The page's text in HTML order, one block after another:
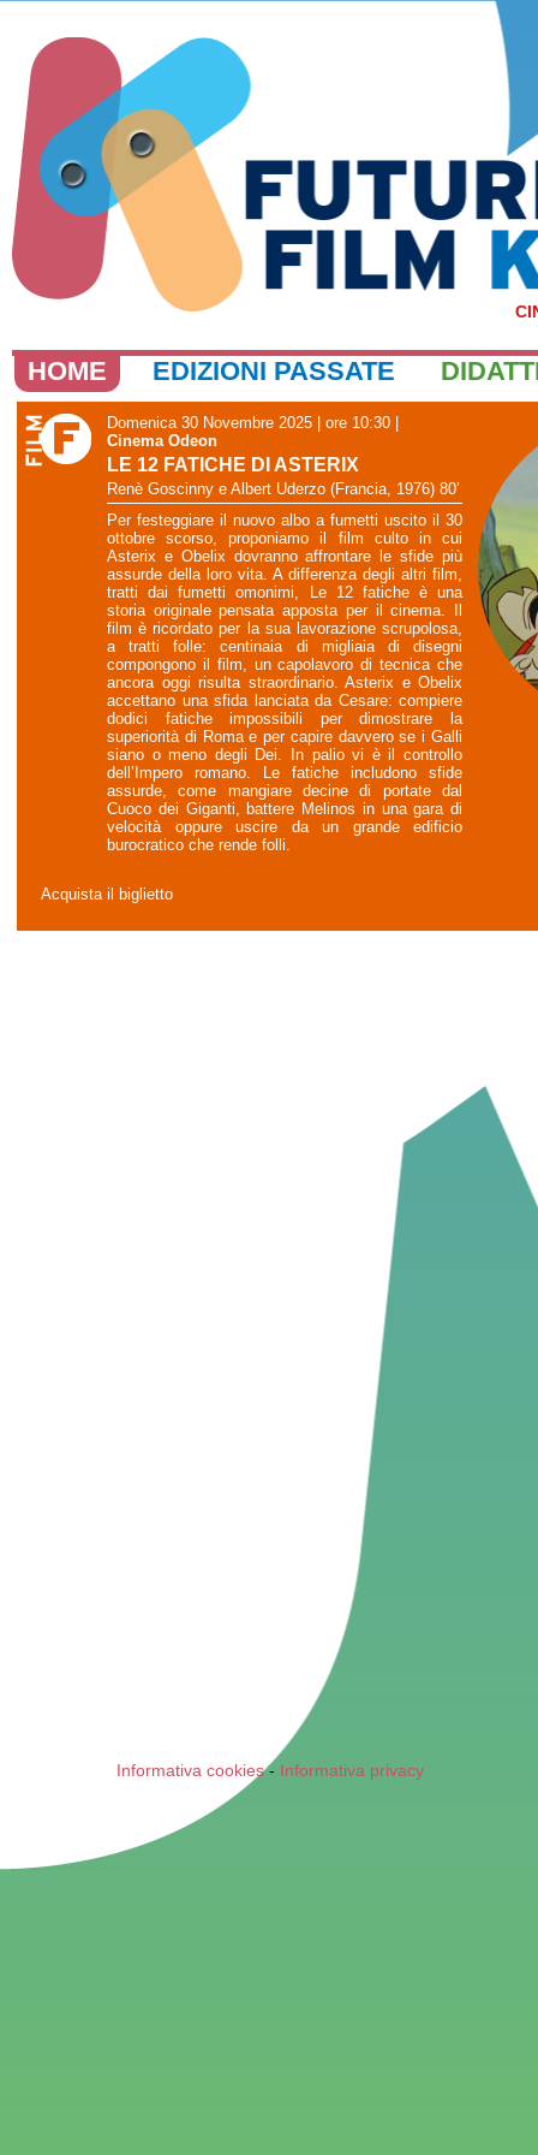
HOME EDIZIONI PASSATE
Domenica 30 Novembre 2025 | ore 10:30
Cinema Odeon
LE 12 FATICHE DI ASTERIX
Renè Goscinny e Albert Uderzo (Francia, 1976) 80’
Per festeggiare il nuovo albo a fumetti uscito il 30
ottobre scorso, proponiamo il film culto in cui
Asterix e Obelix dovranno affrontare le sfide più
assurde della loro vita. A differenza degli altri film,
tratti dai fumetti omonimi, Le 12 fatiche è una
storia originale pensata apposta per il cinema. Il
film è ricordato per la sua lavorazione scrupolosa,
a tratti folle: centinaia di migliaia di disegni
compongono il film, un capolavoro di tecnica che
ancora oggi risulta straordinario. Asterix e Obelix
accettano una sfida lanciata da Cesare: compiere
dodici fatiche impossibili per dimostrare la
superiorità di Roma e per capire davvero se i Galli
siano o meno degli Dei. In palio vi è il controllo
dell’Impero romano. Le fatiche includono sfide
assurde, come mangiare decine di portate dal
Cuoco dei Giganti, battere Melinos in una gara di
velocità oppure uscire da un grande edificio
burocratico che rende folli.
Acquista il biglietto
Informativa cookies- Informativa privacy